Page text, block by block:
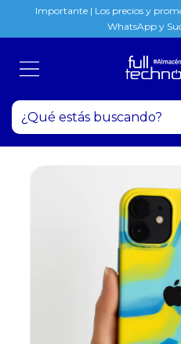
Importante | Los precios y
WhatsApp y